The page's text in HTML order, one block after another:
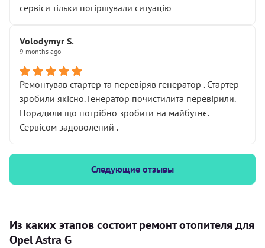
сервіси тільки погіршували ситуацію
Volodymyr S.
9 months ago
Ремонтував стартер та перевіряв генератор . Стартер
зробили якісно. Генератор почистилита перевірили.
Порадили що потрібно зробити на майбутнє.
Сервісом задоволений .
Следующие отзывы
Из каких этапов состоит ремонт отопителя для
Opel Astra G